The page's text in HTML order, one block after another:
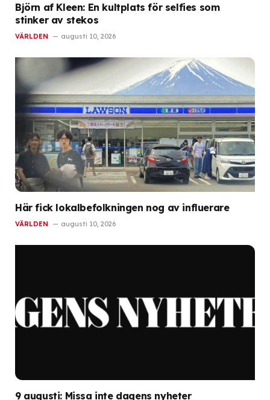
Björn af Kleen: En kultplats för selfies som
stinker av stekos
VÄRLDEN augusti 10, 2026
Här fick lokalbefolkningen nog av influerare
VÄRLDEN augusti 10, 2026
9 augusti: Missa inte dagens nyheter